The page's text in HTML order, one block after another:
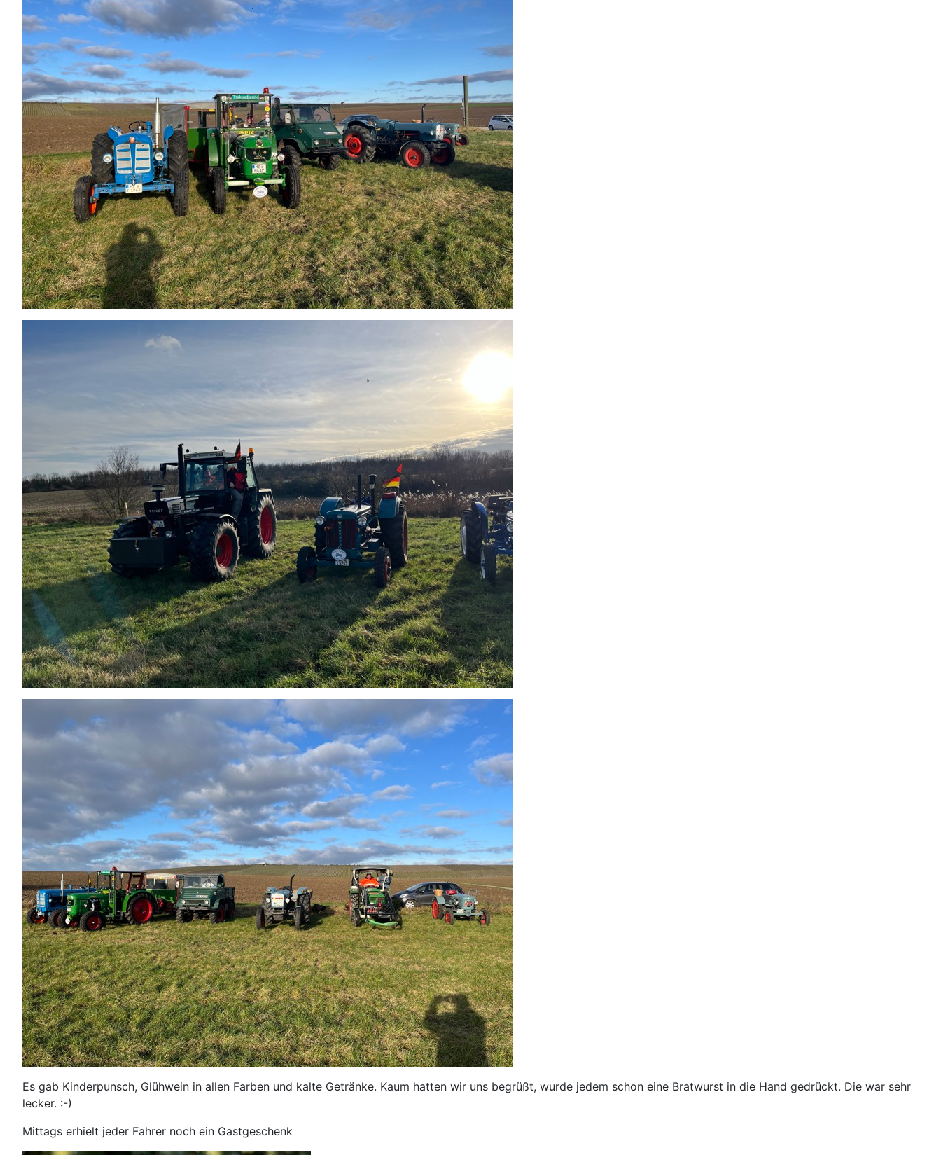
Es gab Kinderpunsch, Glühwein in allen Farben und kalte Getränke. Kaum hatten wir uns begrüßt, wurde jedem schon eine Bratwurst in die Hand gedrückt. Die war sehr
lecker. :-)
Mittags erhielt jeder Fahrer noch ein Gastgeschenk